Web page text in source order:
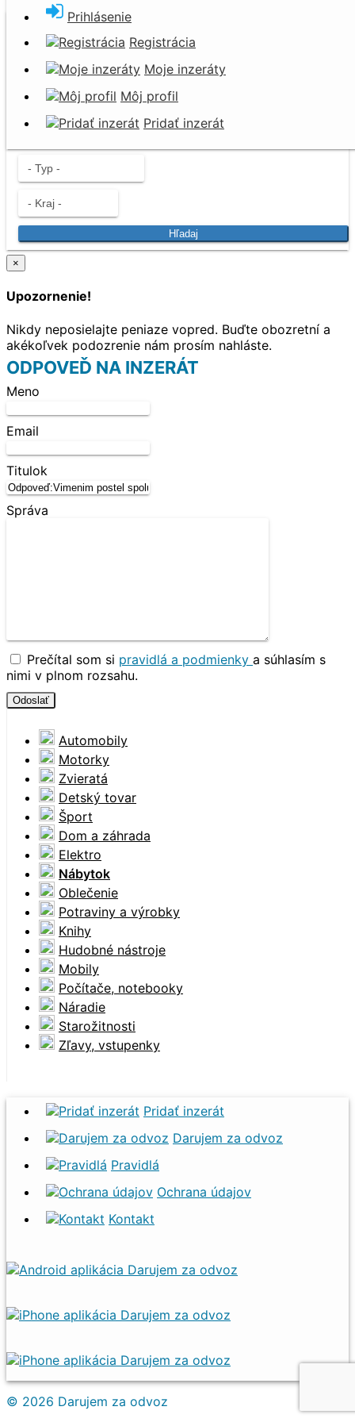
Prihlásenie
Registrácia
Moje inzeráty
Môj profil
Pridať inzerát
Darujem za odvoz
Nevyhadzujte. Darujte!
Hľadaj
×
Upozornenie!
Nikdy neposielajte peniaze vopred. Buďte obozretní a
akékoľvek podozrenie nám prosím nahláste.
ODPOVEĎ NA INZERÁT
Meno
Email
Titulok
Správa
Prečítal som si pravidlá a podmienky a súhlasím s
nimi v plnom rozsahu.
Automobily
Motorky
Zvieratá
Detský tovar
Šport
Dom a záhrada
Elektro
Nábytok
Oblečenie
Potraviny a výrobky
Knihy
Hudobné nástroje
Mobily
Počítače, notebooky
Náradie
Starožitnosti
Zľavy, vstupenky
Pridať inzerát
Darujem za odvoz
Pravidlá
Ochrana údajov
Kontakt
© 2026 Darujem za odvoz